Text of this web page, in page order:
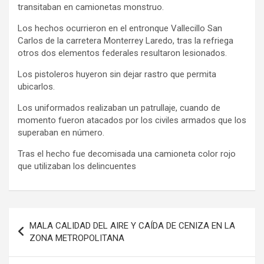
transitaban en camionetas monstruo.
Los hechos ocurrieron en el entronque Vallecillo San
Carlos de la carretera Monterrey Laredo, tras la refriega
otros dos elementos federales resultaron lesionados.
Los pistoleros huyeron sin dejar rastro que permita
ubicarlos.
Los uniformados realizaban un patrullaje, cuando de
momento fueron atacados por los civiles armados que los
superaban en número.
Tras el hecho fue decomisada una camioneta color rojo
que utilizaban los delincuentes
de
entradas
MALA CALIDAD DEL AIRE Y CAÍDA DE CENIZA EN LA
ZONA METROPOLITANA